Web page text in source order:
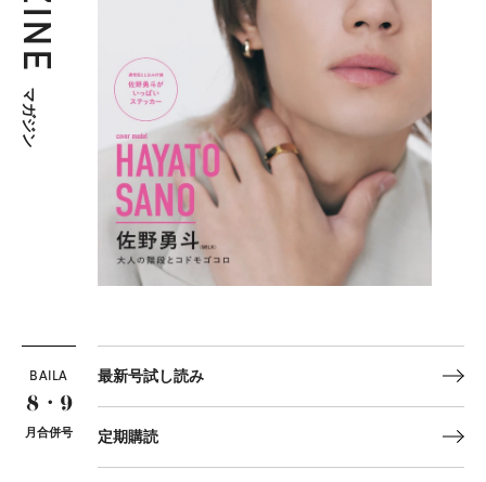
マガジン
BAILA
8・9
月合併号
最新号試し読み
定期購読